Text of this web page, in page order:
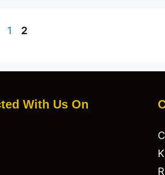
Page
1 Page
2
With Us On